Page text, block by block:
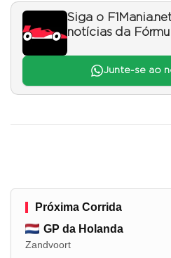
Siga o
notícias da
Junte-se ao
Próxima Corrida
GP da Holanda
Zandvoort